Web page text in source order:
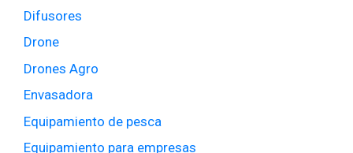
Difusores
Drone
Drones Agro
Envasadora
Equipamiento de pesca
Equipamiento para empresas